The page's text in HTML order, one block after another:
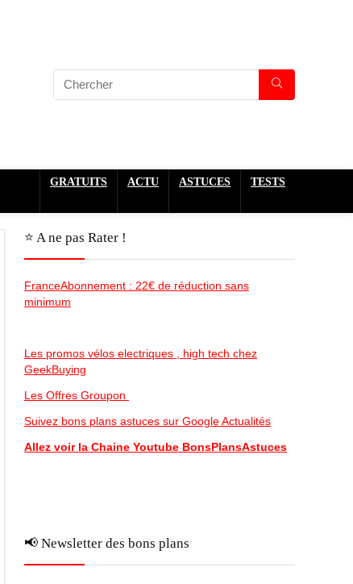
GRATUITS ACTU ASTUCES TESTS
⭐️ A ne pas Rater !
FranceAbonnement : 22€ de réduction sans
minimum
Les promos vélos electriques , high tech chez
GeekBuying
Les Offres Groupon
Suivez bons plans astuces sur Google Actualités
Allez voir la Chaine Youtube BonsPlansAstuces
📢 Newsletter des bons plans